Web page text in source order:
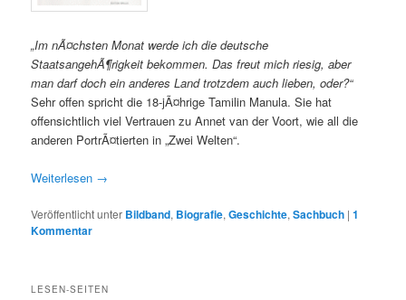
„Im nÃ¤chsten Monat werde ich die deutsche
StaatsangehÃ¶rigkeit bekommen. Das freut mich riesig, aber
man darf doch ein anderes Land trotzdem auch lieben, oder?“
Sehr offen spricht die 18-jÃ¤hrige Tamilin Manula. Sie hat
offensichtlich viel Vertrauen zu Annet van der Voort, wie all die
anderen PortrÃ¤tierten in „Zwei Welten“.
Weiterlesen →
Veröffentlicht unter Bildband, Biografie,Geschichte,Sachbuch |1
Kommentar
LESEN-SEITEN